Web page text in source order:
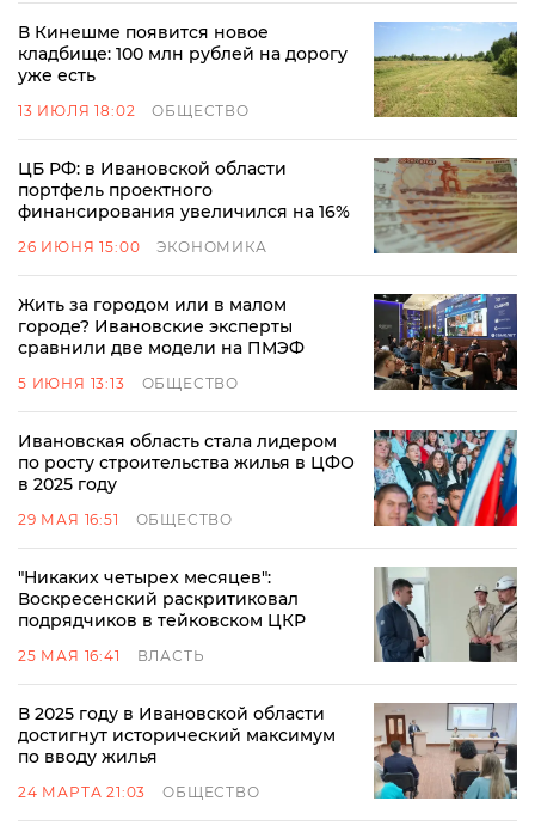
В Кинешме появится новое
кладбище: 100 млн рублей на дорогу
уже есть
13 ИЮЛЯ 18:02 ОБЩЕСТВО
ЦБ РФ: в Ивановской области
портфель проектного
финансирования увеличился на 16%
26 ИЮНЯ 15:00 ЭКОНОМИКА
Жить за городом или в малом
городе? Ивановские эксперты
сравнили две модели на ПМЭФ
5 ИЮНЯ 13:13 ОБЩЕСТВО
Ивановская область стала лидером
по росту строительства жилья в ЦФО
в 2025 году
29 МАЯ 16:51 ОБЩЕСТВО
"Никаких четырех месяцев":
Воскресенский раскритиковал
подрядчиков в тейковском ЦКР
25 МАЯ 16:41 ВЛАСТЬ
В 2025 году в Ивановской области
достигнут исторический максимум
по вводу жилья
24 МАРТА 21:03 ОБЩЕСТВО